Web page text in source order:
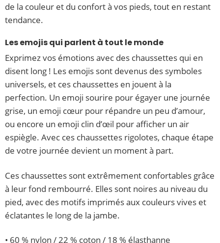
de la couleur et du confort à vos pieds, tout en restant
tendance.
Les emojis qui parlent à tout le monde
Exprimez vos émotions avec des chaussettes qui en
disent long ! Les emojis sont devenus des symboles
universels, et ces chaussettes en jouent à la
perfection. Un emoji sourire pour égayer une journée
grise, un emoji cœur pour répandre un peu d’amour,
ou encore un emoji clin d’œil pour afficher un air
espiègle. Avec ces chaussettes rigolotes, chaque étape
de votre journée devient un moment à part.
Ces chaussettes sont extrêmement confortables grâce
à leur fond rembourré. Elles sont noires au niveau du
pied, avec des motifs imprimés aux couleurs vives et
éclatantes le long de la jambe.
• 60 % nylon / 22 % coton / 18 % élasthanne